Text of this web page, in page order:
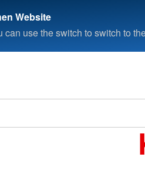
Website
can use the switch to switch to